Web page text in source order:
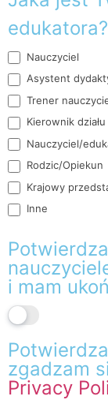
edukatora?
Nauczyciel
Asystent
Trener
Kierownik działu
Nauczyciel/
Rodzic/Opiekun
Krajowy
Inne
i mam
zgadzam
Privacy